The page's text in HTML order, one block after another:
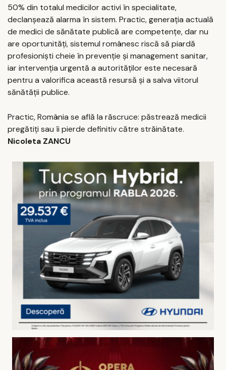
50% din totalul medicilor activi în specialitate,
declanșează alarma în sistem. Practic, generația actuală
de medici de sănătate publică are competențe, dar nu
are oportunități, sistemul românesc riscă să piardă
profesioniști cheie în prevenție și management sanitar,
iar intervenția urgentă a autorităților este necesară
pentru a valorifica această resursă și a salva viitorul
sănătății publice.
Practic, România se află la răscruce: păstrează medicii
pregătiți sau îi pierde definitiv către străinătate.
Nicoleta ZANCU